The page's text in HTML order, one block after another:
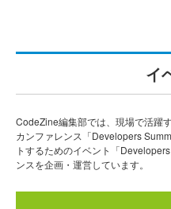
イ
CodeZine編集部では、現場で活躍
カンファレンス「Developers
トするためのイベント「
ンスを企画・運営しています。